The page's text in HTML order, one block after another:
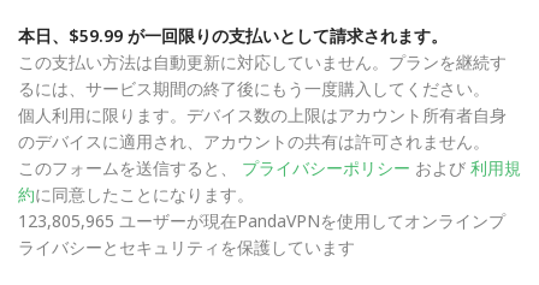
本日、$59.99 が一回限りの支払いとして請求されます。
この支払い方法は自動更新に対応していません。プランを継続す
るには、サービス期間の終了後にもう一度購入してください。
個人利用に限ります。デバイス数の上限はアカウント所有者自身
のデバイスに適用され、アカウントの共有は許可されません。
このフォームを送信すると、
プライバシーポリシー および 利用規
約に同意したことになります。
123,805,965 ユーザーが現在PandaVPNを使用してオンラインプ
ライバシーとセキュリティを保護しています